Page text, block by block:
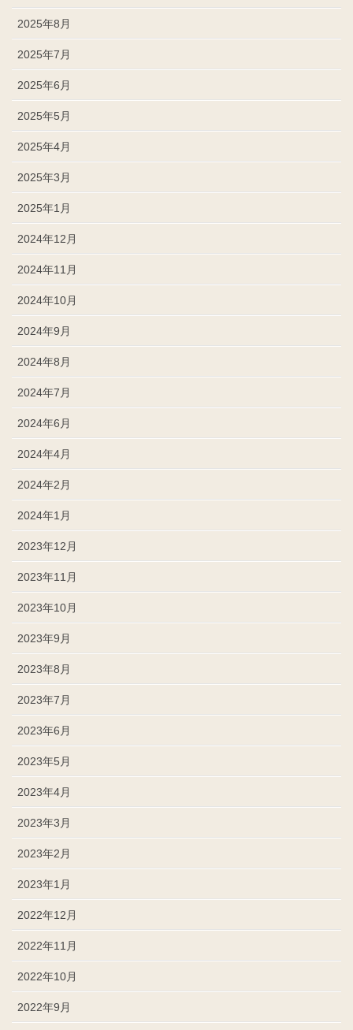
2025年8月
2025年7月
2025年6月
2025年5月
2025年4月
2025年3月
2025年1月
2024年12月
2024年11月
2024年10月
2024年9月
2024年8月
2024年7月
2024年6月
2024年4月
2024年2月
2024年1月
2023年12月
2023年11月
2023年10月
2023年9月
2023年8月
2023年7月
2023年6月
2023年5月
2023年4月
2023年3月
2023年2月
2023年1月
2022年12月
2022年11月
2022年10月
2022年9月